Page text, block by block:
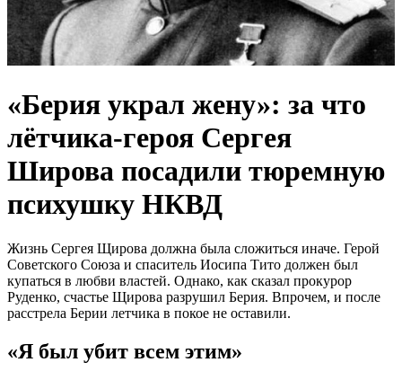
«Берия украл жену»: за что
лётчика-героя Сергея
Широва посадили тюремную
психушку НКВД
Жизнь Сергея Щирова должна была сложиться иначе. Герой
Советского Союза и спаситель Иосипа Тито должен был
купаться в любви властей. Однако, как сказал прокурор
Руденко, счастье Щирова разрушил Берия. Впрочем, и после
расстрела Берии летчика в покое не оставили.
«Я был убит всем этим»